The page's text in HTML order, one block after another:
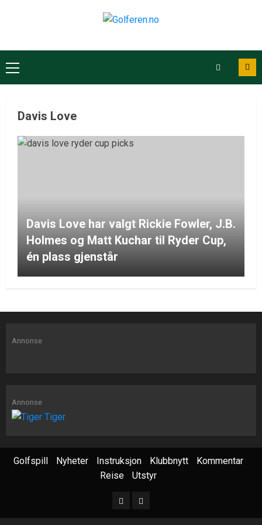
Davis Love
Davis Love har valgt Rickie Fowler, J.B.
Holmes og Matt Kuchar til Ryder Cup,
én plass gjenstår
Annonse
Annonse
Golfspill Nyheter Instruksjon Klubbnytt
Kommentar
Reise
Utstyr